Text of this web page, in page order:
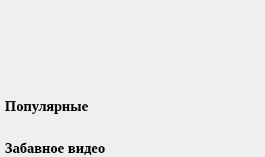
Популярные
Забавное видео